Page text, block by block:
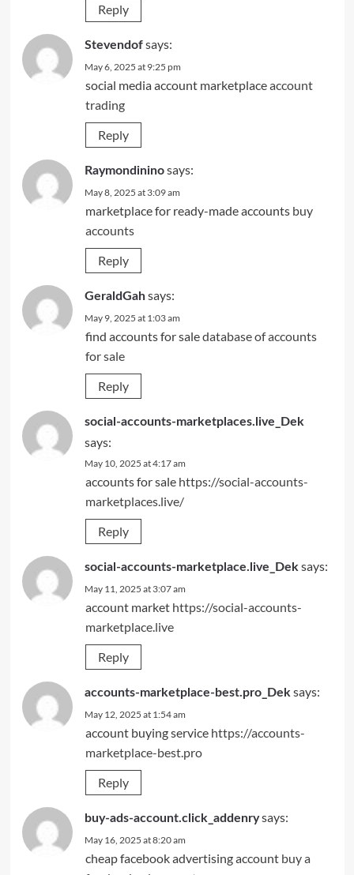
Reply
Stevendof says:
May 6, 2025 at 9:25 pm
social media account marketplaceaccount
trading
Reply
Raymondinino says:
May 8, 2025 at 3:09 am
marketplace for ready-made accounts buy
accounts
Reply
GeraldGah says:
May 9, 2025 at 1:03 am
find accounts for saledatabase of accounts
for sale
Reply
social-accounts-marketplaces.live_Dek
says:
May 10, 2025 at 4:17 am
accounts for sale https://social-accounts-
marketplaces.live/
Reply
social-accounts-marketplace.live_Dek says:
May 11, 2025 at 3:07 am
account market https://social-accounts-
marketplace.live
Reply
accounts-marketplace-best.pro_Dek says:
May 12, 2025 at 1:54 am
account buying service https://accounts-
marketplace-best.pro
Reply
buy-ads-account.click_addenry says:
May 16, 2025 at 8:20 am
cheap facebook advertising account buy a